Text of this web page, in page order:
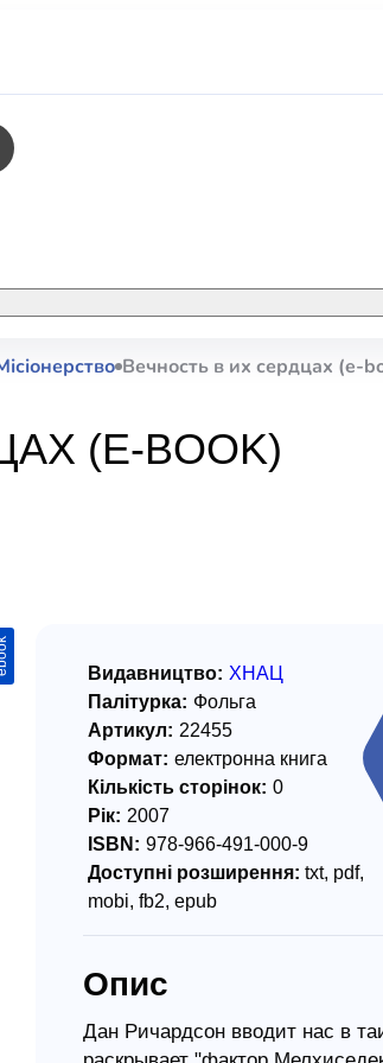
мовами
видання
традиції
Церкви
/ Харчування
Вечность в их сердцах (e-
(E-BOOK)
Видавництво: ХНАЦ
Палітурка: Фольга
Артикул: 22455
Формат: електронна книга
Кількість сторінок: 0
Рік: 2007
ISBN: 978-966-491-000-9
Доступні розширення: txt, pdf,
mobi, fb2, epub
Опис
Дан Ричардсон вводит нас в